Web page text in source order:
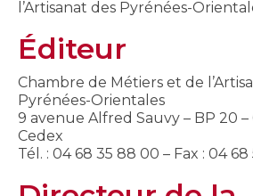
l’Artisanat des Pyrénées-
Éditeur
Chambre de Métiers et de
Pyrénées-Orientales
9 avenue Alfred Sauvy – BP 20 –
Cedex
Tél. : 04 68 35 88 00 – Fax : 04 68